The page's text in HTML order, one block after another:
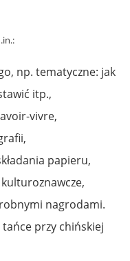
np. tematyczne: jak
itp.,
vivre,
papieru,
nagrodami.
przy chińskiej